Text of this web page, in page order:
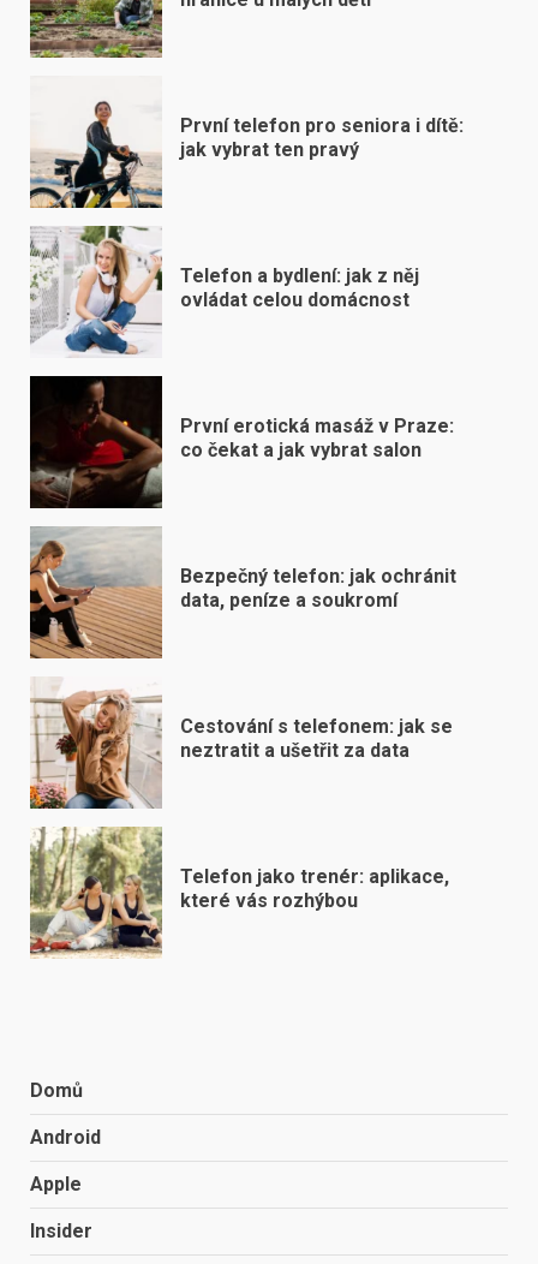
První telefon pro seniora i dítě:
jak vybrat ten pravý
Telefon a bydlení: jak z něj
ovládat celou domácnost
První erotická masáž v Praze:
co čekat a jak vybrat salon
Bezpečný telefon: jak ochránit
data, peníze a soukromí
Cestování s telefonem: jak se
neztratit a ušetřit za data
Telefon jako trenér: aplikace,
které vás rozhýbou
Domů
Android
Apple
Insider